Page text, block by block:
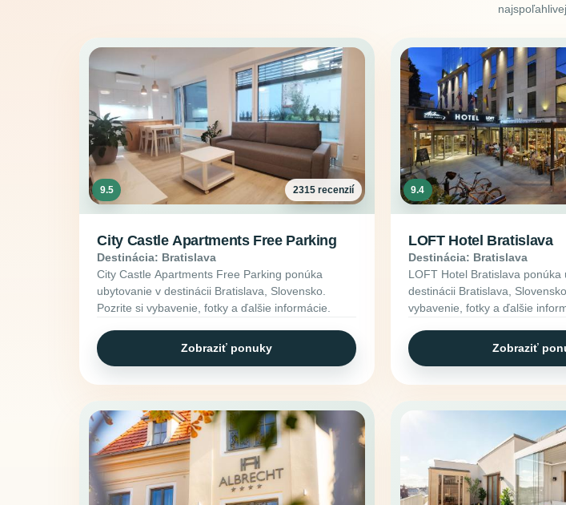
9.5 2315 recenzií
City Castle Apartments Free Parking
Destinácia: Bratislava
City Castle Apartments Free Parking ponúka
ubytovanie v destinácii Bratislava, Slovensko.
Pozrite si vybavenie, fotky a ďalšie informácie.
Zobraziť ponuky
9.4
LOFT Hotel Bratislava
Destinácia: Bratislava
LOFT Hotel Bratislava ponúka
destinácii Bratislava,
vybavenie, fotky a ďalšie
Zobraziť